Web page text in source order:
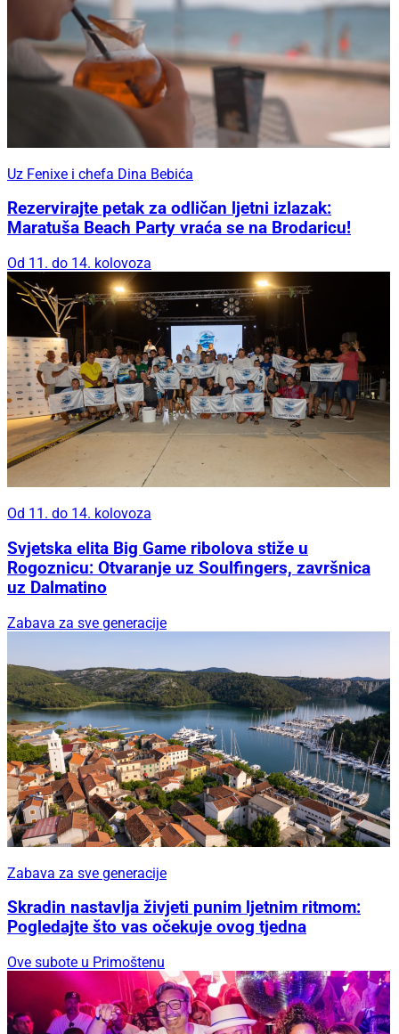
Uz Fenixe i chefa Dina Bebića
Rezervirajte petak za odličan ljetni izlazak:
Maratuša Beach Party vraća se na Brodaricu!
Od 11. do 14. kolovoza
Od 11. do 14. kolovoza
Svjetska elita Big Game ribolova stiže u
Rogoznicu: Otvaranje uz Soulfingers, završnica
uz Dalmatino
Zabava za sve generacije
Zabava za sve generacije
Skradin nastavlja živjeti punim ljetnim ritmom:
Pogledajte što vas očekuje ovog tjedna
Ove subote u Primoštenu